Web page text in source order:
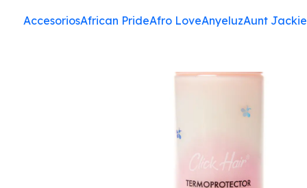
AccesoriosAfrican PrideAfro LoveAnyeluzAunt